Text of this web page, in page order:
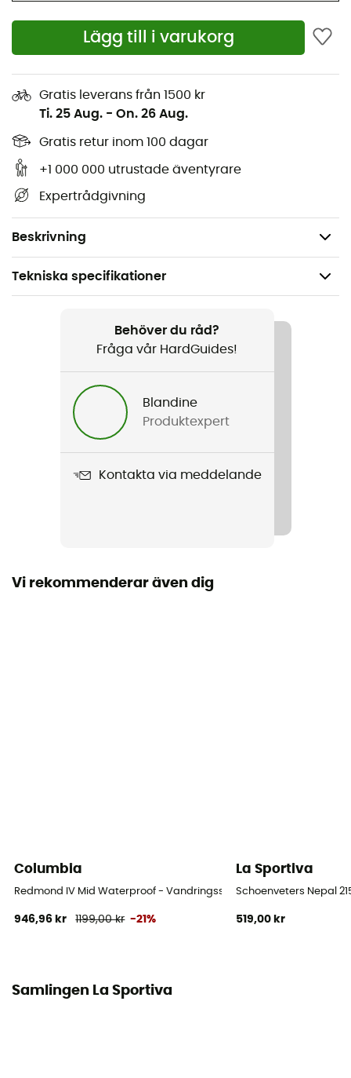
Lägg till i varukorg
Gratis leverans från 1500 kr
Ti. 25 Aug. - On. 26 Aug.
Gratis retur inom 100 dagar
+1 000 000 utrustade äventyrare
Expertrådgivning
Beskrivning
Tomaia: mesh ad alta tenacità + GORE-TEX ePE
Extended Comfort + colletto in maglia
Fodera: mesh 3D
Soletta: Ortholite® Hybrid MH 5 mm
Intersuola: CM EVA
Suola: FriXion® Red
Peso: 2 x 375 g
Tekniska specifikationer
Produktnamn
Stavens höjd
Stängningssystem
Behöver du råd?
Fråga vår HardGuides!
Blandine
Produktexpert
Kontakta via meddelande
Vi rekommenderar även dig
Columbia
Redmond IV Mid Waterproof - Vandringsskor - Herr
946,96 kr 1199,00 kr -21%
La Sportiva
Schoenveters Nepal
519,00 kr
Samlingen La Sportiva